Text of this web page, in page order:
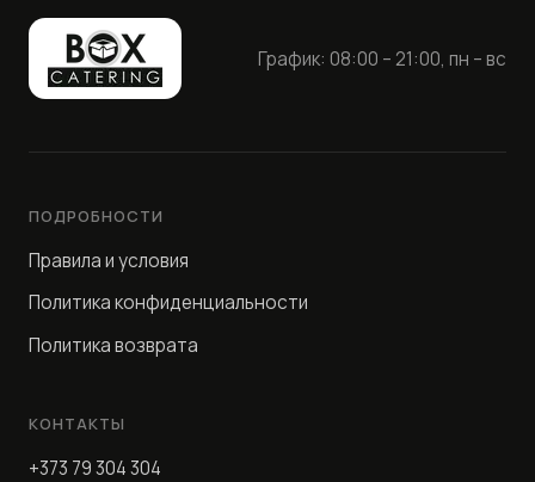
График: 08:00 – 21:00, пн – вс
ПОДРОБНОСТИ
Правила и условия
Политика конфиденциальности
Политика возврата
КОНТАКТЫ
+373 79 304 304